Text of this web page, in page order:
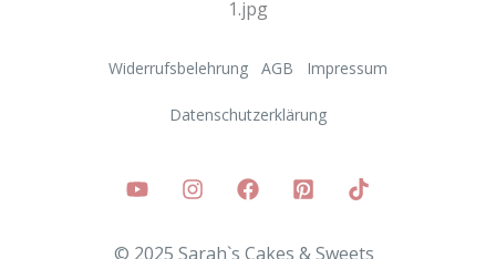
Widerrufsbelehrung AGB Impressum
Datenschutzerklärung
© 2025 Sarah`s Cakes & Sweets